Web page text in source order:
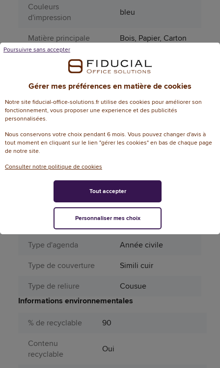
Couleurs
d'impression
bleu
Matière principale
Bois, Papier, Carton
Oui
Produit
CARAVELLE B2
Page catalogue
année N
40
Planification
2 jours sur 1 page
Pourcentage FSC
Produit dangereux
Non
Période
12 mois
Type d'agenda
Année civile
Type de couverture
Simili cuir
Type de reliure
Cousue
Informations environnementales
% de recyclable
90
Contenu
recyclable
Oui
Gérer mes préférences en matière de cookies
Notre site fiducial-office-solutions.fr utilise des cookies pour améliorer son
fonctionnement, vous proposer une experience et des publicités
personnalisées.
Nous conservons votre choix pendant 6 mois. Vous pouvez changer d'avis à
tout moment en cliquant sur le lien "gérer les cookies" en bas de chaque page
de notre site.
Consulter notre politique de cookies
Poursuivre sans accepter
Personnaliser mes choix
Tout accepter